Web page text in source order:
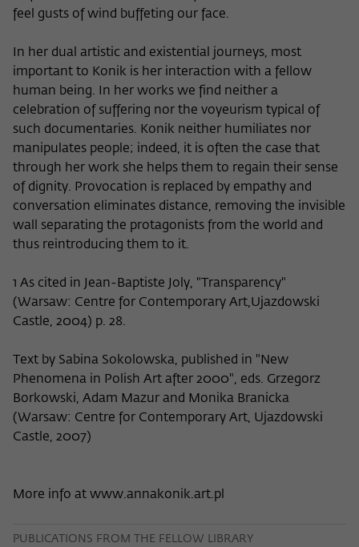
feel gusts of wind buffeting our face.
In her dual artistic and existential journeys, most
important to Konik is her interaction with a fellow
human being. In her works we find neither a
celebration of suffering nor the voyeurism typical of
such documentaries. Konik neither humiliates nor
manipulates people; indeed, it is often the case that
through her work she helps them to regain their sense
of dignity. Provocation is replaced by empathy and
conversation eliminates distance, removing the invisible
wall separating the protagonists from the world and
thus reintroducing them to it.
1 As cited in Jean-Baptiste Joly, "Transparency"
(Warsaw: Centre for Contemporary Art,Ujazdowski
Castle, 2004) p. 28.
Text by Sabina Sokolowska, published in "New
Phenomena in Polish Art after 2000", eds. Grzegorz
Borkowski, Adam Mazur and Monika Branicka
(Warsaw: Centre for Contemporary Art, Ujazdowski
Castle, 2007)
More info at www.annakonik.art.pl
PUBLICATIONS FROM THE FELLOW LIBRARY